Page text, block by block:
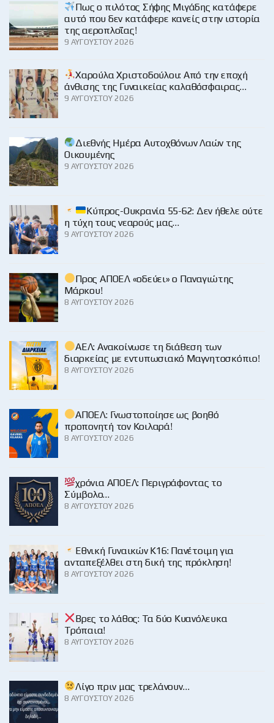
Πως ο πιλότος Σήφης Μιγάδης κατάφερε
αυτό που δεν κατάφερε κανείς στην ιστορία
της αεροπλοΐας!
9 ΑΥΓΟΎΣΤΟΥ 2026
Χαρούλα Χριστοδούλου: Από την εποχή
άνθισης της Γυναικείας καλαθόσφαιρας…
9 ΑΥΓΟΎΣΤΟΥ 2026
Διεθνής Ημέρα Αυτοχθόνων Λαών της
Οικουμένης
9 ΑΥΓΟΎΣΤΟΥ 2026
Κύπρος-Ουκρανία 55-62: Δεν ήθελε ούτε
η τύχη τους νεαρούς μας…
9 ΑΥΓΟΎΣΤΟΥ 2026
Προς ΑΠΟΕΛ «οδεύει» ο Παναγιώτης
Μάρκου!
8 ΑΥΓΟΎΣΤΟΥ 2026
ΑΕΛ: Ανακοίνωσε τη διάθεση των
διαρκείας με εντυπωσιακό Μαγνητοσκόπιο!
8 ΑΥΓΟΎΣΤΟΥ 2026
ΑΠΟΕΛ: Γνωστοποίησε ως βοηθό
προπονητή τον Κοιλαρά!
8 ΑΥΓΟΎΣΤΟΥ 2026
χρόνια ΑΠΟΕΛ: Περιγράφοντας το
Σύμβολο…
8 ΑΥΓΟΎΣΤΟΥ 2026
Εθνική Γυναικών Κ16: Πανέτοιμη για
ανταπεξέλθει στη δική της πρόκληση!
8 ΑΥΓΟΎΣΤΟΥ 2026
Βρες το λάθος: Τα δύο Κυανόλευκα
Τρόπαια!
8 ΑΥΓΟΎΣΤΟΥ 2026
Λίγο πριν μας τρελάνουν…
8 ΑΥΓΟΎΣΤΟΥ 2026